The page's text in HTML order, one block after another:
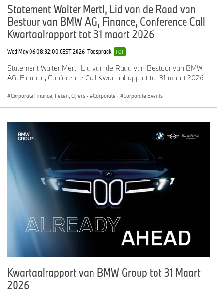
Statement Walter Mertl, Lid van de Raad van
Bestuur van BMW AG, Finance, Conference Call
Kwartaalrapport tot 31 maart 2026
Wed May 06 08:32:00 CEST 2026 Toespraak TOP
Statement Walter Mertl, Lid van de Raad van Bestuur van BMW
AG, Finance, Conference Call Kwartaalrapport tot 31 maart 2026
Corporate Finance, Feiten, Cijfers · Corporate · Corporate Events
Kwartaalrapport van BMW Group tot 31 Maart
2026